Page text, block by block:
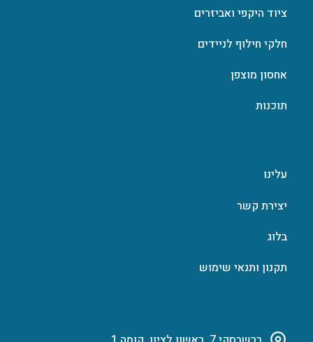
ציוד היקפי ואביזרים
חלקי חילוף לניידים
אחסון מוצפן
תוכנות
עלינו
יצירת קשר
בלוג
תקנון ותנאי שימוש